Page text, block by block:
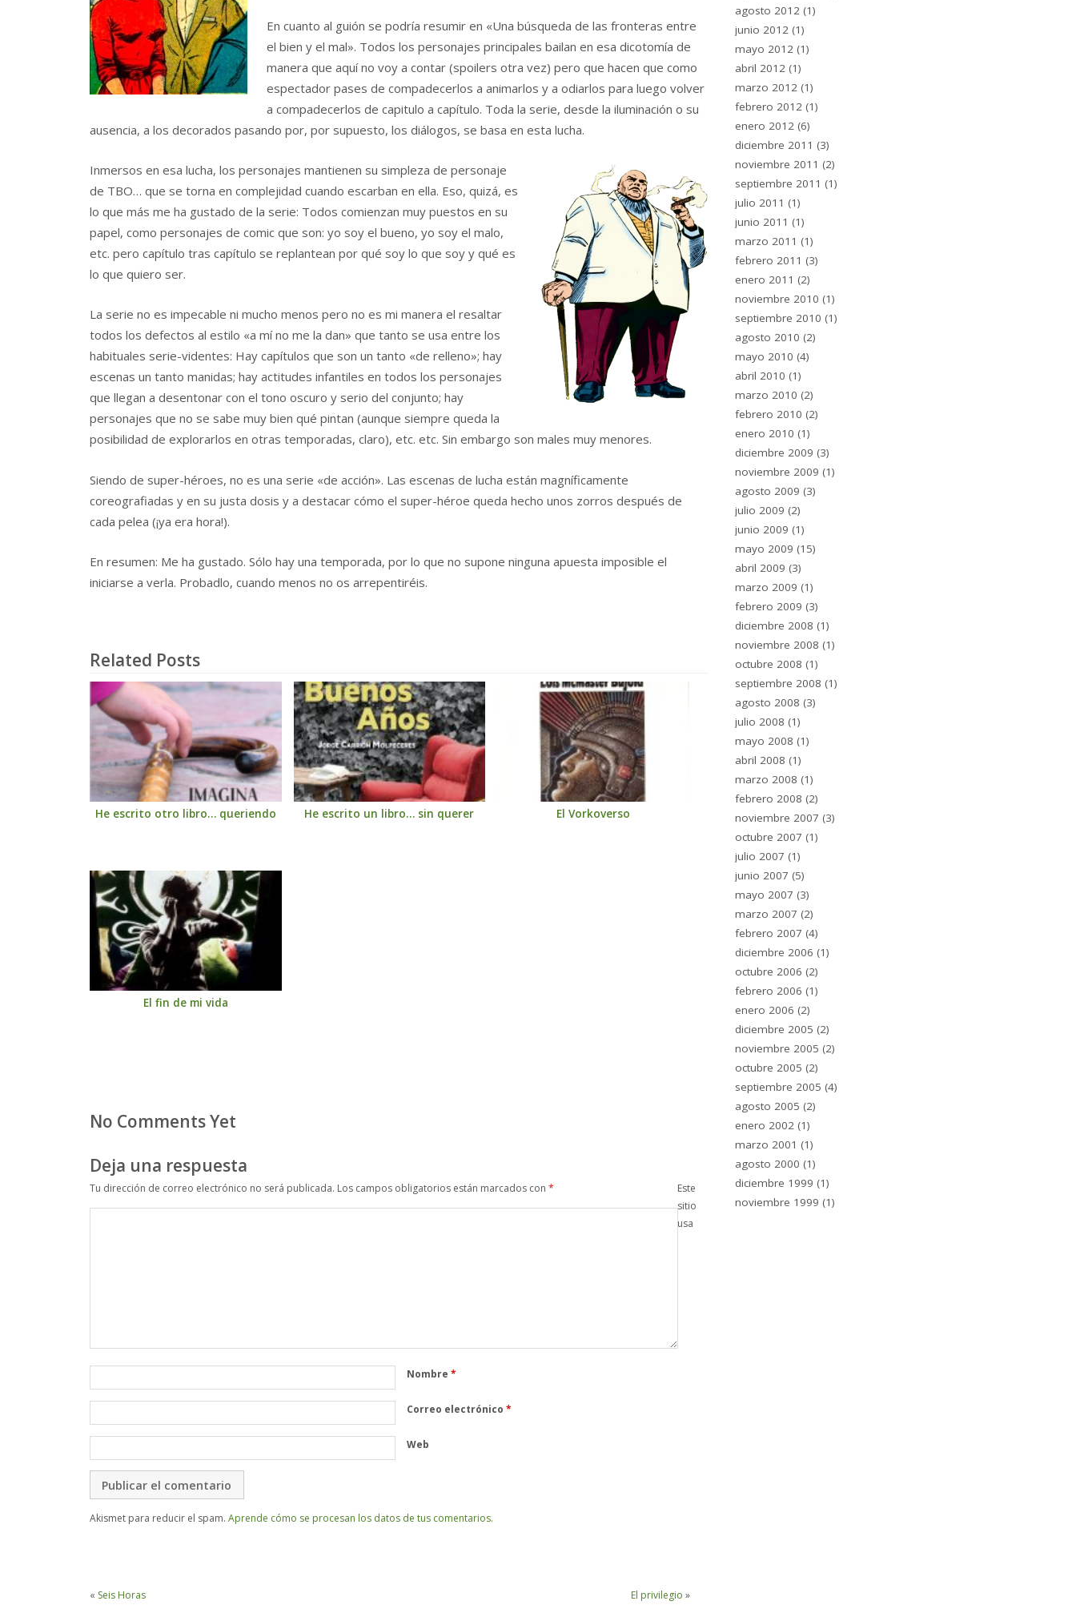
En cuanto al guión se podría resumir en «Una búsqueda de las fronteras entre
el bien y el mal». Todos los personajes principales bailan en esa dicotomía de
manera que aquí no voy a contar (spoilers otra vez) pero que hacen que como
espectador pases de compadecerlos a animarlos y a odiarlos para luego volver
a compadecerlos de capitulo a capítulo. Toda la serie, desde la iluminación o su
ausencia, a los decorados pasando por, por supuesto, los diálogos, se basa en esta lucha.
Inmersos en esa lucha, los personajes mantienen su simpleza de personaje
de TBO… que se torna en complejidad cuando escarban en ella. Eso, quizá, es
lo que más me ha gustado de la serie: Todos comienzan muy puestos en su
papel, como personajes de comic que son: yo soy el bueno, yo soy el malo,
etc. pero capítulo tras capítulo se replantean por qué soy lo que soy y qué es
lo que quiero ser.
La serie no es impecable ni mucho menos pero no es mi manera el resaltar
todos los defectos al estilo «a mí no me la dan» que tanto se usa entre los
habituales serie-videntes: Hay capítulos que son un tanto «de relleno»; hay
escenas un tanto manidas; hay actitudes infantiles en todos los personajes
que llegan a desentonar con el tono oscuro y serio del conjunto; hay
personajes que no se sabe muy bien qué pintan (aunque siempre queda la
posibilidad de explorarlos en otras temporadas, claro), etc. etc. Sin embargo son males muy menores.
Siendo de super-héroes, no es una serie «de acción». Las escenas de lucha están magníficamente
coreografiadas y en su justa dosis y a destacar cómo el super-héroe queda hecho unos zorros después de
cada pelea (¡ya era hora!).
En resumen: Me ha gustado. Sólo hay una temporada, por lo que no supone ninguna apuesta imposible el
iniciarse a verla. Probadlo, cuando menos no os arrepentiréis.
Related Posts
He escrito otro libro… queriendo He escrito un libro… sin querer El Vorkoverso
El fin de mi vida
No Comments Yet
Deja una respuesta
Tu dirección de correo electrónico no será publicada. Los campos obligatorios están marcados con *
Nombre *
Correo electrónico *
Web
Este
sitio
usa
Akismet para reducir el spam. Aprende cómo se procesan los datos de tus comentarios.
« Seis Horas El privilegio »
agosto 2012 (1)
junio 2012 (1)
mayo 2012 (1)
abril 2012 (1)
marzo 2012 (1)
febrero 2012 (1)
enero 2012 (6)
diciembre 2011 (3)
noviembre 2011 (2)
septiembre 2011 (1)
julio 2011 (1)
junio 2011 (1)
marzo 2011 (1)
febrero 2011 (3)
enero 2011 (2)
noviembre 2010 (1)
septiembre 2010 (1)
agosto 2010 (2)
mayo 2010 (4)
abril 2010 (1)
marzo 2010 (2)
febrero 2010 (2)
enero 2010 (1)
diciembre 2009 (3)
noviembre 2009 (1)
agosto 2009 (3)
julio 2009 (2)
junio 2009 (1)
mayo 2009 (15)
abril 2009 (3)
marzo 2009 (1)
febrero 2009 (3)
diciembre 2008 (1)
noviembre 2008 (1)
octubre 2008 (1)
septiembre 2008 (1)
agosto 2008 (3)
julio 2008 (1)
mayo 2008 (1)
abril 2008 (1)
marzo 2008 (1)
febrero 2008 (2)
noviembre 2007 (3)
octubre 2007 (1)
julio 2007 (1)
junio 2007 (5)
mayo 2007 (3)
marzo 2007 (2)
febrero 2007 (4)
diciembre 2006 (1)
octubre 2006 (2)
febrero 2006 (1)
enero 2006 (2)
diciembre 2005 (2)
noviembre 2005 (2)
octubre 2005 (2)
septiembre 2005 (4)
agosto 2005 (2)
enero 2002 (1)
marzo 2001 (1)
agosto 2000 (1)
diciembre 1999 (1)
noviembre 1999 (1)